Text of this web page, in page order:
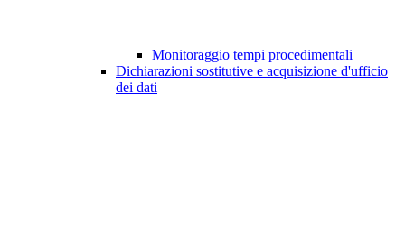
Monitoraggio tempi procedimentali
Dichiarazioni sostitutive e acquisizione d'ufficio
dei dati